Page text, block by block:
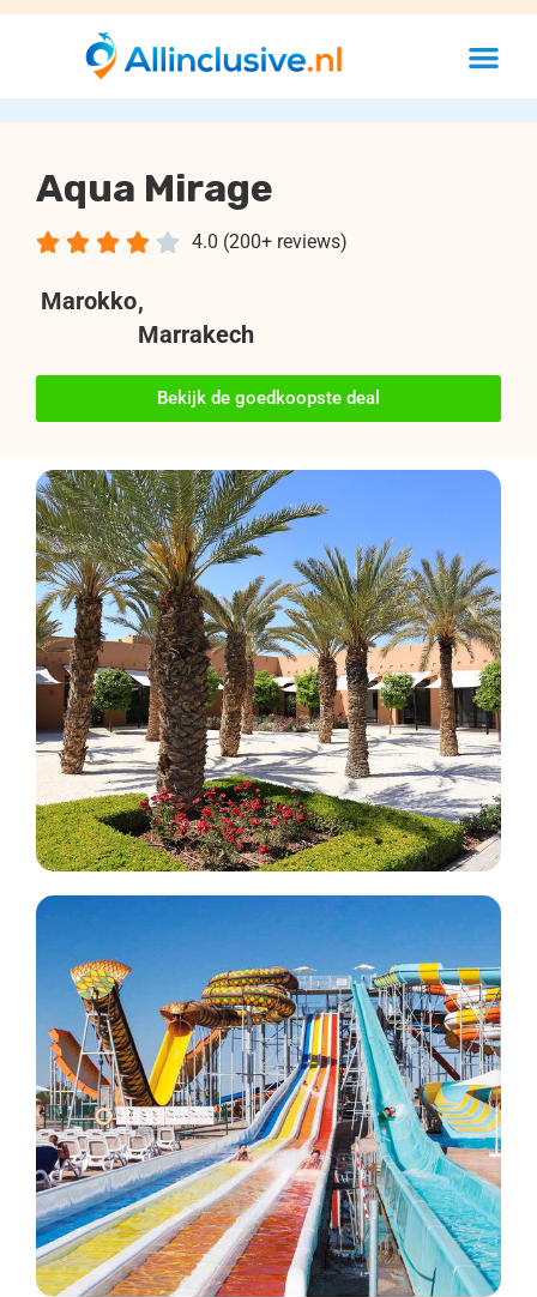
Aqua Mirage
4.0 (200+ reviews)
    
Marokko,
Marrakech
Bekijk de goedkoopste deal